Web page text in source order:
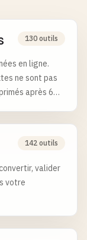
130 outils
en ligne.
ne sont pas
après 6
142 outils
valider
votre